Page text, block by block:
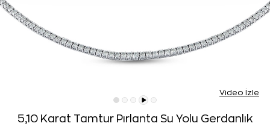
Video İzle
5,10 Karat Tamtur Pırlanta Su Yolu Gerdanlık